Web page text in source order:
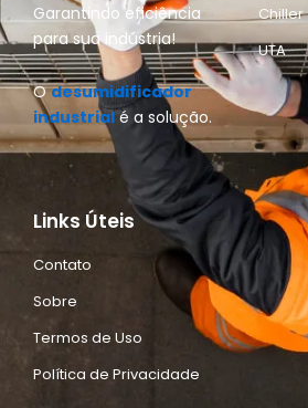
Garantindo eficiência
para sua indústria!
Odesumidificador
industrialé a solução.
Chiller
UTA
Links Úteis
Contato
Sobre
Termos de Uso
Política de Privacidade